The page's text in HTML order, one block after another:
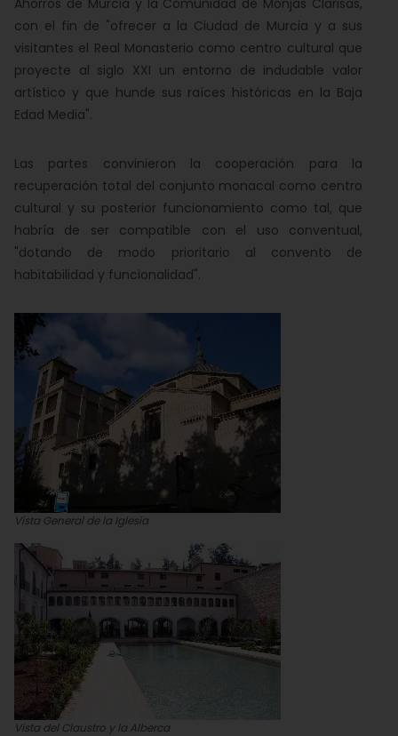
Ahorros de Murcia y la Comunidad de Monjas Clarisas,
con el fin de "ofrecer a la Ciudad de Murcia y a sus
visitantes el Real Monasterio como centro cultural que
proyecte al siglo XXI un entorno de indudable valor
artístico y que hunde sus raíces históricas en la Baja
Edad Media".
Las partes convinieron la cooperación para la
recuperación total del conjunto monacal como centro
cultural y su posterior funcionamiento como tal, que
habría de ser compatible con el uso conventual,
"dotando de modo prioritario al convento de
habitabilidad y funcionalidad".
Vista General de la Iglesia
Vista del Claustro y la Alberca